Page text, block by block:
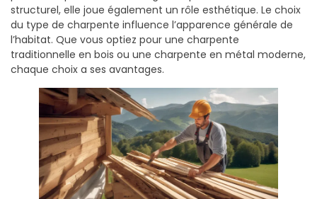
structurel, elle joue également un rôle esthétique. Le choix
du type de charpente influence l’apparence générale de
l’habitat. Que vous optiez pour une charpente
traditionnelle en bois ou une charpente en métal moderne,
chaque choix a ses avantages.